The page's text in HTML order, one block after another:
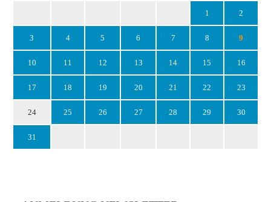
1 2
3 4 5 6 7 8 9
10 11 12 13 14 15 16
17 18 19 20 21 22 23
24 25 26 27 28 29 30
31